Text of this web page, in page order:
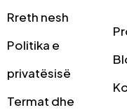
Rreth nesh
Politika e
privatësisë
Termat dhe